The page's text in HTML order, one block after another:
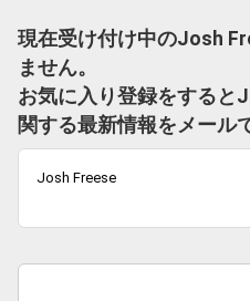
現在受け付け中のJosh
ません。
お気に入り登録をすると
関する最新情報をメール
Josh Freese